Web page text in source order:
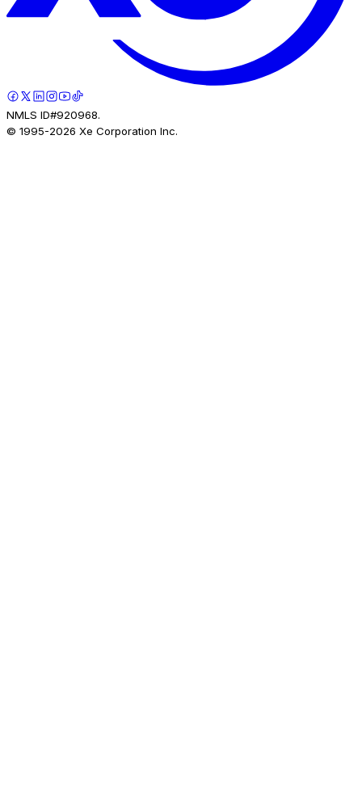
NMLS ID#920968.
© 1995-2026 Xe Corporation Inc.